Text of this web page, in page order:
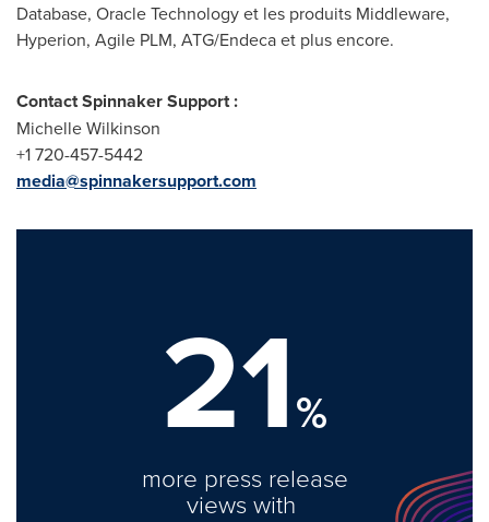
Database, Oracle Technology et les produits Middleware,
Hyperion, Agile PLM, ATG/Endeca et plus encore.
Contact Spinnaker Support :
Michelle Wilkinson
+1 720-457-5442
media@spinnakersupport.com
21%
more press release
views with